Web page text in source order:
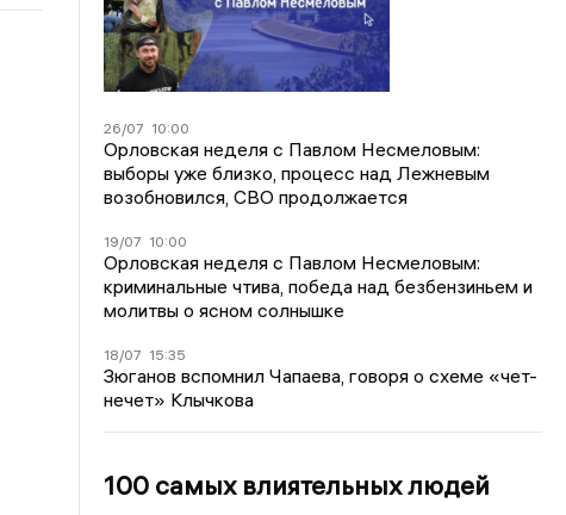
26/07 10:00
Орловская неделя с Павлом Несмеловым:
выборы уже близко, процесс над Лежневым
возобновился, СВО продолжается
19/07 10:00
Орловская неделя с Павлом Несмеловым:
криминальные чтива, победа над безбензиньем и
молитвы о ясном солнышке
18/07 15:35
Зюганов вспомнил Чапаева, говоря о схеме «чет-
нечет» Клычкова
100 самых влиятельных людей